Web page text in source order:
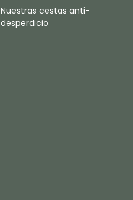
Nuestras cestas anti-
desperdicio